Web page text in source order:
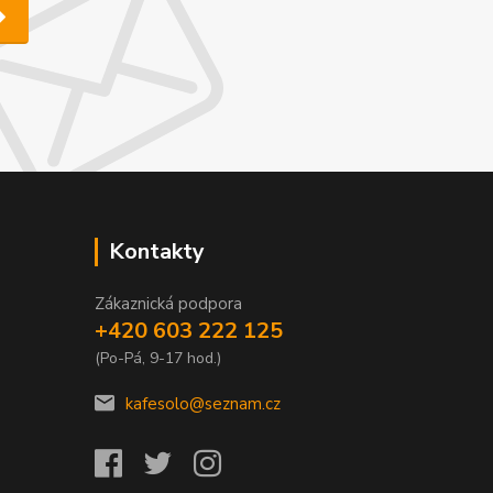
Kontakty
Zákaznická podpora
+420 603 222 125
(Po-Pá, 9-17 hod.)
kafesolo@seznam.cz